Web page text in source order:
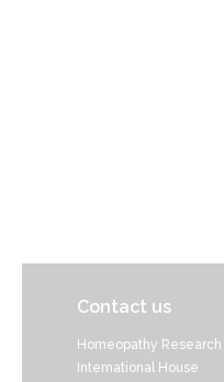
Contact us
Homeopathy
International House